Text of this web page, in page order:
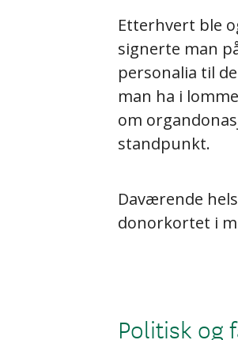
Etterhvert ble
signerte man
personalia til
man ha i
om
standpunkt.
Daværende
donorkortet i
Politisk og